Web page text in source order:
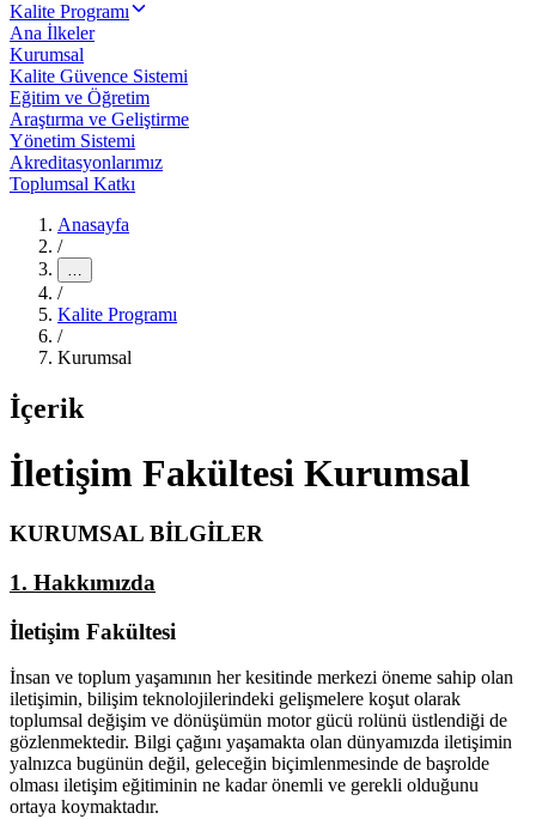
Kalite Programı
Ana İlkeler
Kurumsal
Kalite Güvence Sistemi
Eğitim ve Öğretim
Araştırma ve Geliştirme
Yönetim Sistemi
Akreditasyonlarımız
Toplumsal Katkı
Anasayfa
/
…
/
Kalite Programı
/
Kurumsal
İçerik
İletişim Fakültesi Kurumsal
KURUMSAL BİLGİLER
1. Hakkımızda
İletişim Fakültesi
İnsan ve toplum yaşamının her kesitinde merkezi öneme sahip olan
iletişimin, bilişim teknolojilerindeki gelişmelere koşut olarak
toplumsal değişim ve dönüşümün motor gücü rolünü üstlendiği de
gözlenmektedir. Bilgi çağını yaşamakta olan dünyamızda iletişimin
yalnızca bugünün değil, geleceğin biçimlenmesinde de başrolde
olması iletişim eğitiminin ne kadar önemli ve gerekli olduğunu
ortaya koymaktadır.